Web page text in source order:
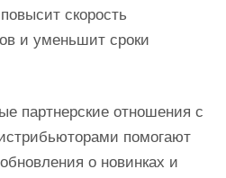
скорость
и уменьшит сроки
партнерские отношения с
помогают
о новинках и